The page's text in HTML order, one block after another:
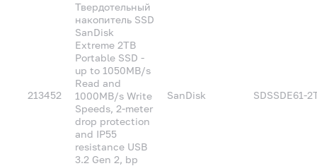
213452
Твердотельный
накопитель SSD
SanDisk
Extreme 2TB
Portable SSD -
up to 1050MB/s
Read and
1000MB/s Write
Speeds, 2-meter
drop protection
and IP55
resistance USB
3.2 Gen 2, bp
SanDisk SDSSDE61-